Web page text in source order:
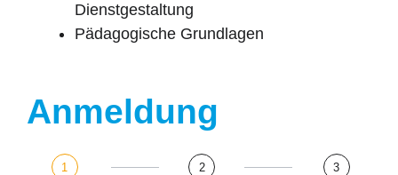
Dienstgestaltung
Pädagogische Grundlagen
Anmeldung
1 2 3